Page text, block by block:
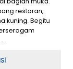
restoran,
kuning. Begitu